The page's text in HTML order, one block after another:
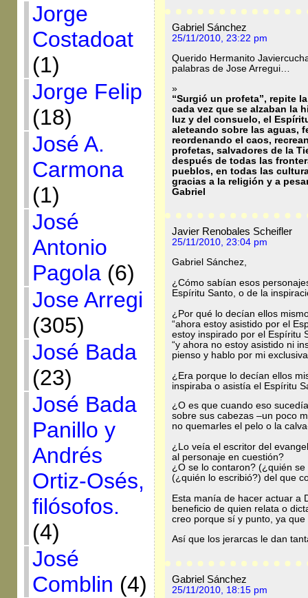
Jorge
Costadoat
(1)
Jorge Felip
(18)
José A.
Carmona
(1)
José
Antonio
Pagola(6)
Jose Arregi
(305)
José Bada
(23)
José Bada
Panillo y
Andrés
Ortiz-Osés,
filósofos.
(4)
José
Comblin (4)
Gabriel Sánchez
25/11/2010, 23:22 pm
Querido Hermanito
palabras de Jose Arregui…
»
“Surgió un profeta”, repite
cada vez que se alzaban la
luz y del consuelo, el
aleteando sobre las aguas,
reordenando el caos,
profetas, salvadores de la
después de todas las
pueblos, en todas las
gracias a la religión y a
Gabriel
Javier Renobales Scheifler
25/11/2010, 23:04 pm
Gabriel Sánchez,
¿Cómo sabían esos
Espíritu Santo, o de la
¿Por qué lo decían ellos
“ahora estoy asistido por el
estoy inspirado por el Espíritu
“y ahora no estoy asistido ni
pienso y hablo por mi
¿Era porque lo decían ellos
inspiraba o asistía el Espíritu
¿O es que cuando eso
sobre sus cabezas –un poco
no quemarles el pelo o la
¿Lo veía el escritor del
al personaje en cuestión?
¿O se lo contaron? (¿quién
(¿quién lo escribió?) del que
Esta manía de hacer actuar a
beneficio de quien relata o
creo porque sí y punto, ya que
Así que los jerarcas le dan
Gabriel Sánchez
25/11/2010, 18:15 pm